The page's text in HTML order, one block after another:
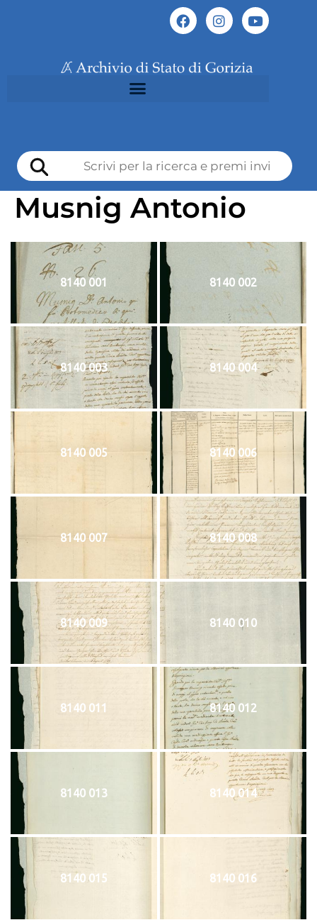
Musnig Antonio
8140 001 8140 002
8140 003 8140 004
8140 005 8140 006
8140 007 8140 008
8140 009 8140 010
8140 011 8140 012
8140 013 8140 014
8140 015 8140 016